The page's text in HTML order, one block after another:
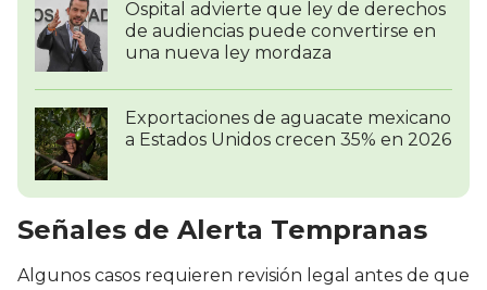
Ospital advierte que ley de derechos
de audiencias puede convertirse en
una nueva ley mordaza
Exportaciones de aguacate mexicano
a Estados Unidos crecen 35% en 2026
Señales de Alerta Tempranas
Algunos casos requieren revisión legal antes de que